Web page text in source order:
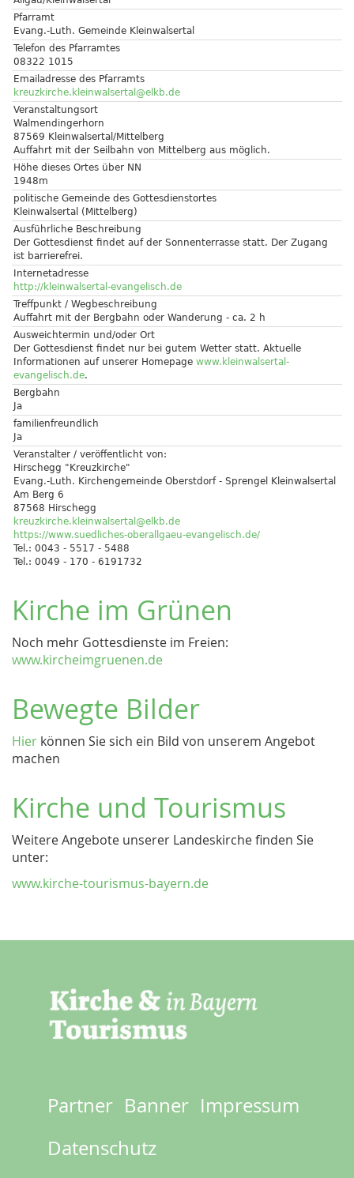
Pfarramt
Evang.-Luth. Gemeinde Kleinwalsertal
Telefon des Pfarramtes
08322 1015
Emailadresse des Pfarramts
kreuzkirche.kleinwalsertal@elkb.de
Veranstaltungsort
Walmendingerhorn
87569 Kleinwalsertal/Mittelberg
Auffahrt mit der Seilbahn von Mittelberg aus möglich.
Höhe dieses Ortes über NN
1948m
politische Gemeinde des Gottesdienstortes
Kleinwalsertal (Mittelberg)
Ausführliche Beschreibung
Der Gottesdienst findet auf der Sonnenterrasse statt. Der Zugang
ist barrierefrei.
Internetadresse
http://kleinwalsertal-evangelisch.de
Treffpunkt / Wegbeschreibung
Auffahrt mit der Bergbahn oder Wanderung - ca. 2 h
Ausweichtermin und/oder Ort
Der Gottesdienst findet nur bei gutem Wetter statt. Aktuelle
Informationen auf unserer Homepage www.kleinwalsertal-
evangelisch.de.
Bergbahn
Ja
familienfreundlich
Ja
Veranstalter / veröffentlicht von:
Hirschegg "Kreuzkirche"
Evang.-Luth. Kirchengemeinde Oberstdorf - Sprengel Kleinwalsertal
Am Berg 6
87568 Hirschegg
kreuzkirche.kleinwalsertal@elkb.de
https://www.suedliches-oberallgaeu-evangelisch.de/
Tel.: 0043 - 5517 - 5488
Tel.: 0049 - 170 - 6191732
Kirche im Grünen
Noch mehr Gottesdienste im Freien:
www.kircheimgruenen.de
Bewegte Bilder
Hier können Sie sich ein Bild von unserem Angebot
machen
Kirche und Tourismus
Weitere Angebote unserer Landeskirche finden Sie
unter:
www.kirche-tourismus-bayern.de
Footer
menu
Partner Banner Impressum
Datenschutz